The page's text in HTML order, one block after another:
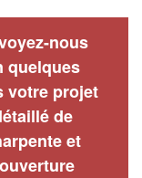
nous
quelques
votre projet
de
et